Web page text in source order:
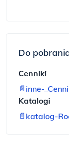
Do
Cenniki
📄 inne-
Katalogi
📄 katalog-